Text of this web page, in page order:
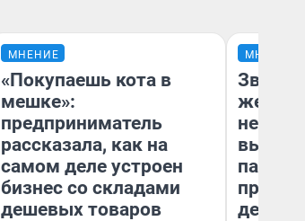
МНЕНИЕ
«Покупаешь кота в
мешке»:
предприниматель
рассказала, как на
самом деле устроен
бизнес со складами
дешевых товаров
МНЕНИЕ
день